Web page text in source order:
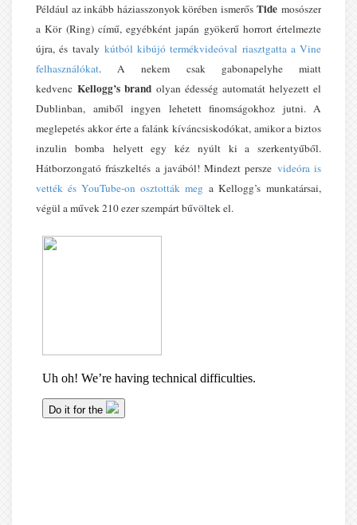
Például az inkább háziasszonyok körében ismerős Tide mosószer
a Kör (Ring) című, egyébként japán gyökerű horrort értelmezte
újra, és tavaly kútból kibújó termékvideóval riasztgatta a Vine
felhasználókat. A nekem csak gabonapelyhe miatt
kedvenc Kellogg’s brand olyan édesség automatát helyezett el
Dublinban, amiből ingyen lehetett finomságokhoz jutni. A
meglepetés akkor érte a falánk kíváncsiskodókat, amikor a biztos
inzulin bomba helyett egy kéz nyúlt ki a szerkentyűből.
Hátborzongató frászkeltés a javából! Mindezt persze videóra is
vették és YouTube-on osztották meg a Kellogg’s munkatársai,
végül a művek 210 ezer szempárt bűvöltek el.